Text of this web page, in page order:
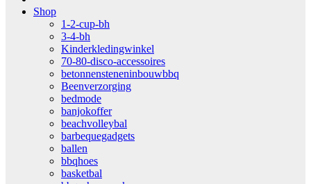
Shop
1-2-cup-bh
3-4-bh
Kinderkledingwinkel
70-80-disco-accessoires
betonnensteneninbouwbbq
Beenverzorging
bedmode
banjokoffer
beachvolleybal
barbequegadgets
ballen
bbqhoes
basketbal